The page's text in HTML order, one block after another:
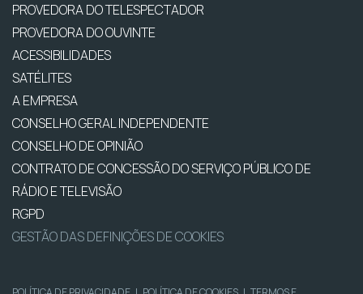
PROVEDORA DO TELESPECTADOR
PROVEDORA DO OUVINTE
ACESSIBILIDADES
SATÉLITES
A EMPRESA
CONSELHO GERAL INDEPENDENTE
CONSELHO DE OPINIÃO
CONTRATO DE CONCESSÃO DO SERVIÇO PÚBLICO DE
RÁDIO E TELEVISÃO
RGPD
GESTÃO DAS DEFINIÇÕES DE COOKIES